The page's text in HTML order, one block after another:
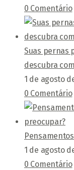
0 Comentário
Suas pernas
descubra
1 de agosto
0 Comentário
1 de agosto
0 Comentário